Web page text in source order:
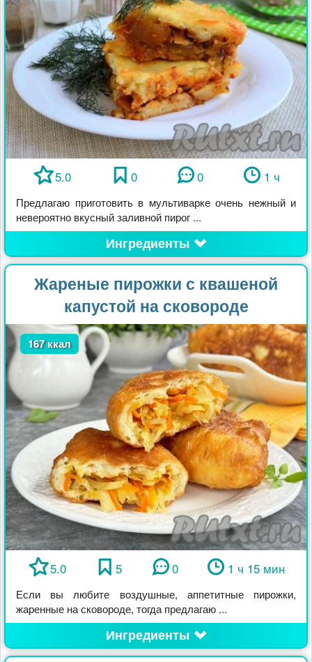
5.0 0 0 1 ч
Предлагаю приготовить в мультиварке очень нежный и
невероятно вкусный заливной пирог ...
Ингредиенты
Жареные пирожки с квашеной
капустой на сковороде
167 ккал
5.0 5 0 1 ч 15 мин
Если вы любите воздушные, аппетитные пирожки,
жаренные на сковороде, тогда предлагаю ...
Ингредиенты